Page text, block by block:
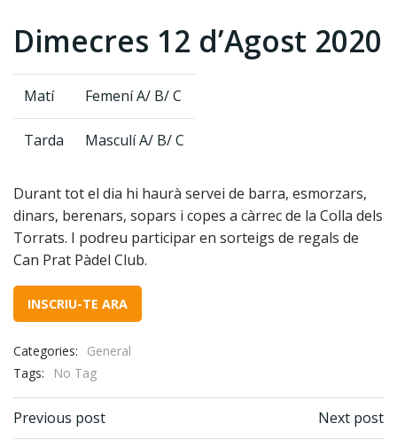
Dimecres 12 d’Agost 2020
Matí Femení A/ B/ C
Tarda Masculí A/ B/ C
Durant tot el dia hi haurà servei de barra, esmorzars,
dinars, berenars, sopars i copes a càrrec de la Colla dels
Torrats. I podreu participar en sorteigs de regals de
Can Prat Pàdel Club.
INSCRIU-TE ARA
Categories:
General
Tags:
No Tag
Previous post Next post